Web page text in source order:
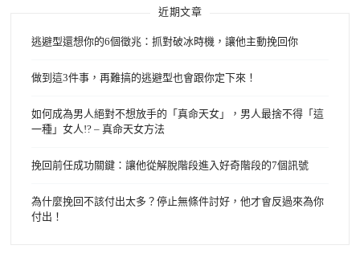
近期文章
逃避型還想你的6個徵兆：抓對破冰時機，讓他主動挽回你
做到這3件事，再難搞的逃避型也會跟你定下來！
如何成為男人絕對不想放手的「真命天女」，男人最捨不得「這
一種」女人!? – 真命天女方法
挽回前任成功關鍵：讓他從解脫階段進入好奇階段的7個訊號
為什麼挽回不該付出太多？停止無條件討好，他才會反過來為你
付出！